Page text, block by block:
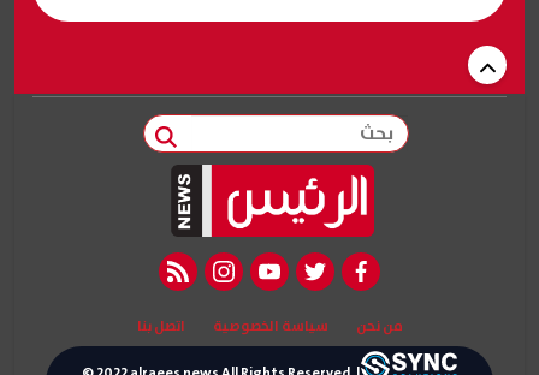
بحث
facebook
twitter
youtube
instagram
rss feed
من نحن سياسة الخصوصية اتصل بنا